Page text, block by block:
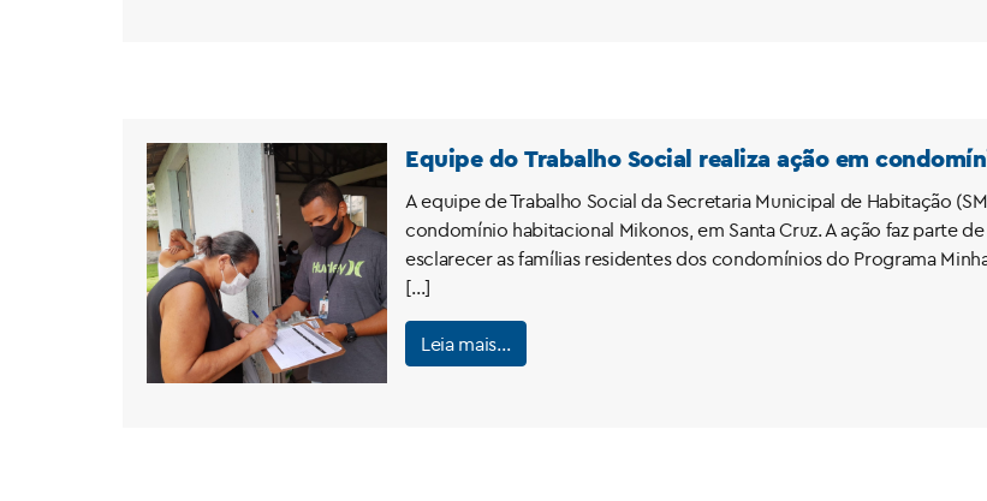
Equipe do Trabalho Social realiza ação em
A equipe de Trabalho Social da Secretaria Municipal de Habitação
condomínio habitacional Mikonos, em Santa Cruz. A ação faz parte
esclarecer as famílias residentes dos condomínios do Programa
[…]
Leia mais…